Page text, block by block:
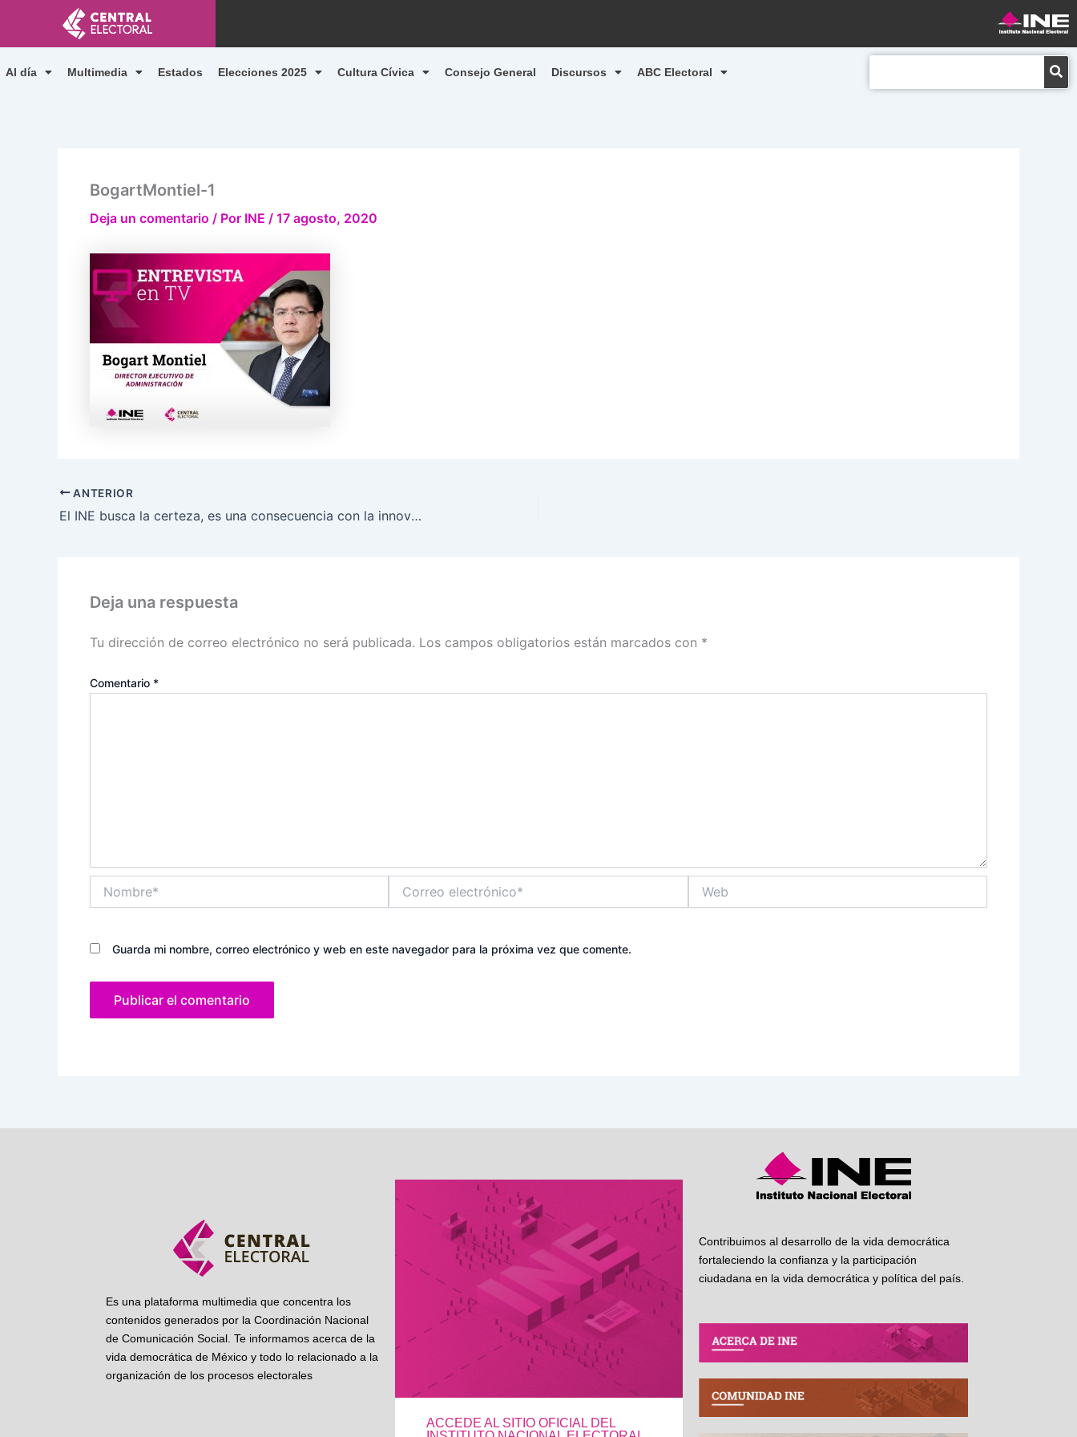
contenido
Al día Multimedia Estados Elecciones 2025 Cultura Cívica Consejo General Discursos ABC Electoral
BogartMontiel-1
Deja un comentario / Por INE / 17 agosto, 2020
ANTERIOR
El INE busca la certeza, es una consecuencia con la innovación: Bogart Montiel
Deja una respuesta
Tu dirección de correo electrónico no será publicada. Los campos obligatorios están marcados con *
Comentario *
electrónico*
Guarda mi nombre, correo electrónico y web en este navegador para la próxima vez que comente.
Es una plataforma multimedia que concentra los
contenidos generados por la Coordinación Nacional
de Comunicación Social. Te informamos acerca de la
vida democrática de México y todo lo relacionado a la
organización de los procesos electorales
ACCEDE AL SITIO OFICIAL DEL
Contribuimos al desarrollo de la vida democrática
fortaleciendo la confianza y la participación
ciudadana en la vida democrática y política del país.